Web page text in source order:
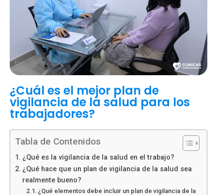
¿Cuál es el mejor plan de
vigilancia de la salud para los
trabajadores?
Tabla de Contenidos
¿Qué es la vigilancia de la salud en el trabajo?
¿Qué hace que un plan de vigilancia de la salud sea
realmente bueno?
¿Qué elementos debe incluir un plan de vigilancia de la